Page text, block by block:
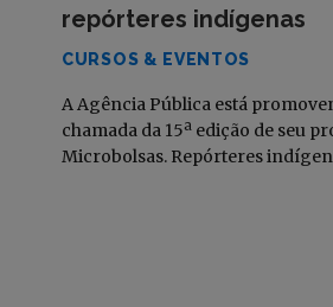
repórteres indígenas
CURSOS & EVENTOS
A Agência Pública está
chamada da 15ª edição de seu
Microbolsas. Repórteres